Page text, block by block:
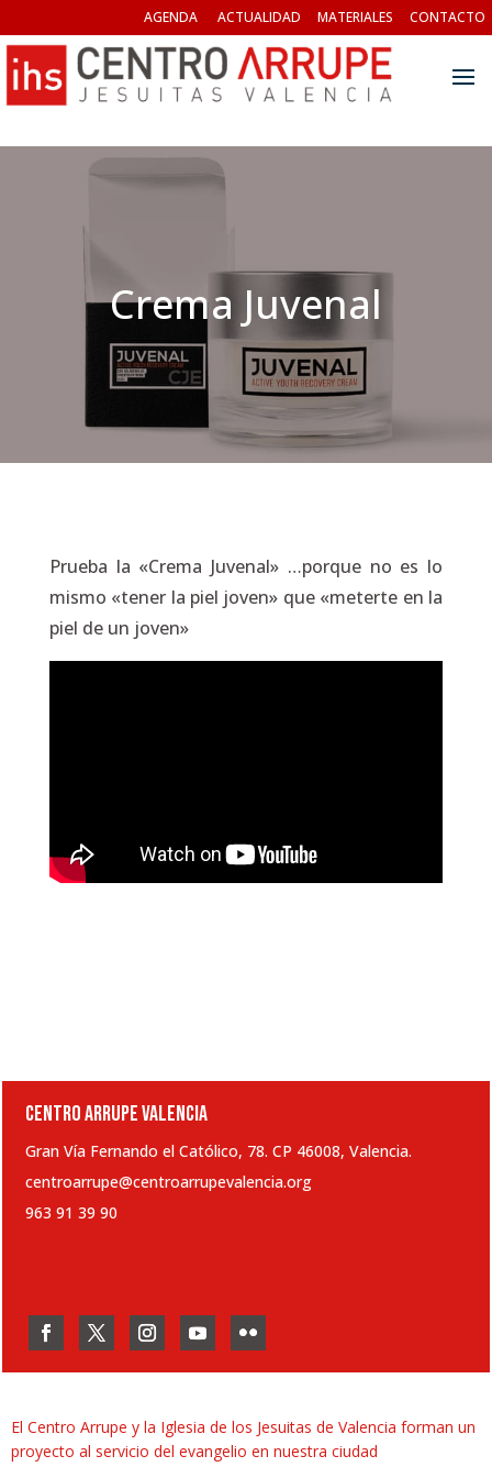
AGENDA ACTUALIDAD MATERIALES CONTACTO
Crema Juvenal
Prueba la «Crema Juvenal» …porque no es lo
mismo «tener la piel joven» que «meterte en la
piel de un joven»
CENTRO ARRUPE VALENCIA
Gran Vía Fernando el Católico, 78. CP 46008, Valencia.
centroarrupe@centroarrupevalencia.org
963 91 39 90
El Centro Arrupe y la Iglesia de los Jesuitas de Valencia forman un
proyecto al servicio del evangelio en nuestra ciudad